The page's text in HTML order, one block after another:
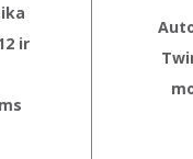
ir